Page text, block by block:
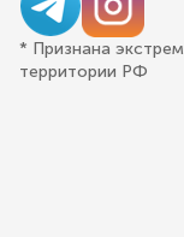
* Признана
территории РФ